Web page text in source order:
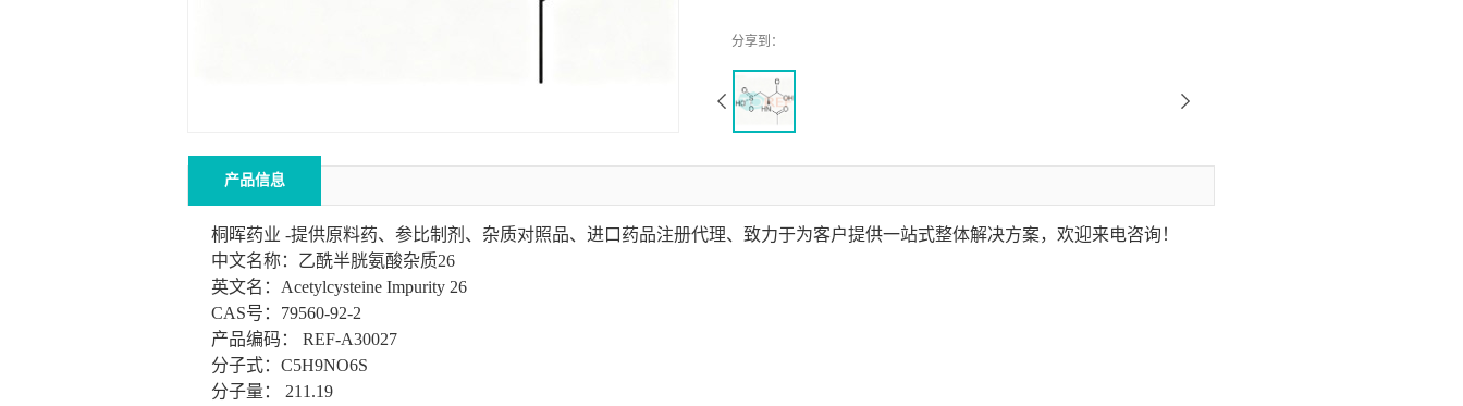
产品信息
桐晖药业 -提供原料药、参比制剂、杂质对照品、进口药品注册代理、致力于为客户提供一站式整体解决方案，欢迎来电咨询！
中文名称：乙酰半胱氨酸杂质26
英文名：Acetylcysteine Impurity 26
CAS号：79560-92-2
产品编码： REF-A30027
分子式：C5H9NO6S
分子量： 211.19